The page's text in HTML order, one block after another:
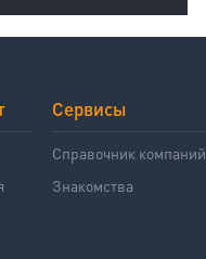
Сервисы
Справочник компаний
Знакомства